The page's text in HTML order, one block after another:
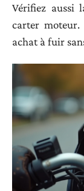
Vérifiez aussi
carter moteur.
achat à fuir